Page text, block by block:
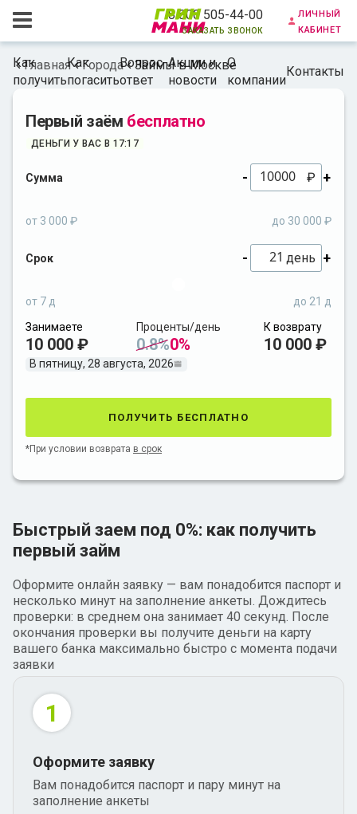
8 800 505-44-00
заказать звонок
личный
кабинет
Как
получить
Как
погасить
Вопрос-
ответ
Акции и
новости
О
компании
Контакты
Главная Города Займы в Москве
Первый заём бесплатно
ДЕНЬГИ У ВАС В 17:17
Сумма - ₽ +
от 3 000 ₽ до 30 000 ₽
Срок - день +
от 7 д
до 21 д
Занимаете
10 000 ₽
Проценты/день
0.8%0%
К возврату
10 000 ₽
В пятницу, 28 августа, 2026
получить бесплатно
*При условии возврата в срок
Быстрый заем под 0%: как получить
первый займ
Оформите онлайн заявку — вам понадобится паспорт и
несколько минут на заполнение анкеты. Дождитесь
проверки: в среднем она занимает 40 секунд. После
окончания проверки вы получите деньги на карту
вашего банка максимально быстро с момента подачи
заявки
1
Оформите заявку
Вам понадобится паспорт и пару минут на
заполнение анкеты